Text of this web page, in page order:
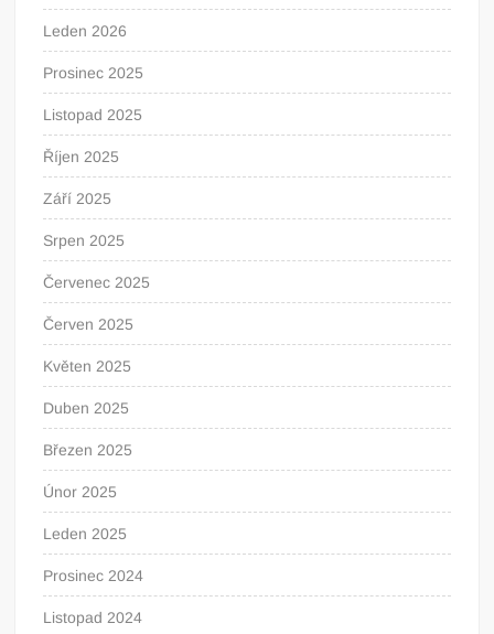
Leden 2026
Prosinec 2025
Listopad 2025
Říjen 2025
Září 2025
Srpen 2025
Červenec 2025
Červen 2025
Květen 2025
Duben 2025
Březen 2025
Únor 2025
Leden 2025
Prosinec 2024
Listopad 2024